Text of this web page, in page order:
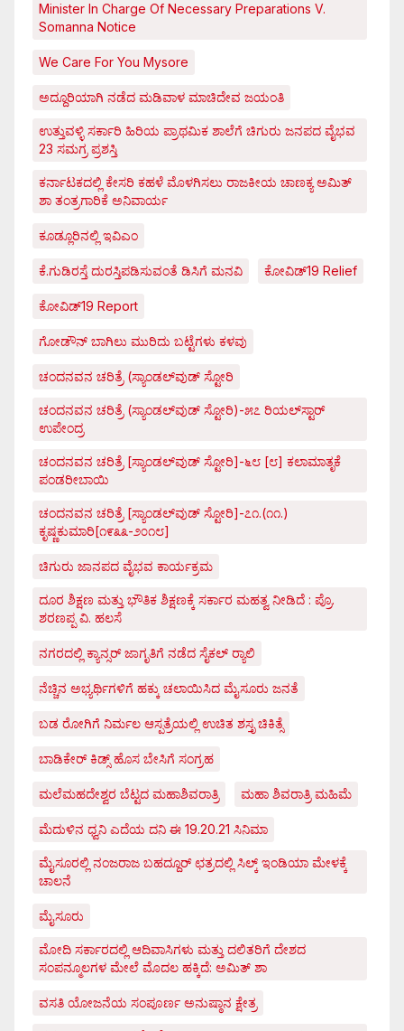
Minister In Charge Of Necessary Preparations V.
Somanna Notice
We Care For You Mysore
ಅದ್ದೂರಿಯಾಗಿ ನಡೆದ ಮಡಿವಾಳ ಮಾಚಿದೇವ ಜಯಂತಿ
ಉತ್ತುವಳ್ಳಿ ಸರ್ಕಾರಿ ಹಿರಿಯ ಪ್ರಾಥಮಿಕ ಶಾಲೆಗೆ ಚಿಗುರು ಜನಪದ ವೈಭವ
23 ಸಮಗ್ರ ಪ್ರಶಸ್ತಿ
ಕರ್ನಾಟಕದಲ್ಲಿ ಕೇಸರಿ ಕಹಳೆ ಮೊಳಗಿಸಲು ರಾಜಕೀಯ ಚಾಣಕ್ಯ ಅಮಿತ್
ಶಾ ತಂತ್ರಗಾರಿಕೆ ಅನಿವಾರ್ಯ
ಕೂಡ್ಲೂರಿನಲ್ಲಿ ಇವಿಎಂ
ಕೆ.ಗುಡಿರಸ್ತೆ ದುರಸ್ತಿಪಡಿಸುವಂತೆ ಡಿಸಿಗೆ ಮನವಿ ಕೋವಿಡ್‌19 Relief
ಕೋವಿಡ್‌19 Report
ಗೋಡೌನ್ ಬಾಗಿಲು ಮುರಿದು ಬಟ್ಟೆಗಳು ಕಳವು
ಚಂದನವನ ಚರಿತ್ರೆ (ಸ್ಯಾಂಡಲ್‌ವುಡ್ ಸ್ಟೋರಿ
ಚಂದನವನ ಚರಿತ್ರೆ (ಸ್ಯಾಂಡಲ್‌ವುಡ್ ಸ್ಟೋರಿ)-೫೭ ರಿಯಲ್‌ಸ್ಟಾರ್
ಉಪೇಂದ್ರ
ಚಂದನವನ ಚರಿತ್ರೆ [ಸ್ಯಾಂಡಲ್‌ವುಡ್ ಸ್ಟೋರಿ]-೬೮ [೮] ಕಲಾಮಾತೃಕೆ
ಪಂಡರೀಬಾಯಿ
ಚಂದನವನ ಚರಿತ್ರೆ [ಸ್ಯಾಂಡಲ್‌ವುಡ್ ಸ್ಟೋರಿ]-೭೧.(೧೧.)
ಕೃಷ್ಣಕುಮಾರಿ[೧೯೩೩-೨೦೧೮]
ಚಿಗುರು ಜಾನಪದ ವೈಭವ ಕಾರ್ಯಕ್ರಮ
ದೂರ ಶಿಕ್ಷಣ ಮತ್ತು ಭೌತಿಕ ಶಿಕ್ಷಣಕ್ಕೆ ಸರ್ಕಾರ ಮಹತ್ವ ನೀಡಿದೆ : ಪ್ರೊ.
ಶರಣಪ್ಪ ವಿ. ಹಲಸೆ
ನಗರದಲ್ಲಿ ಕ್ಯಾನ್ಸರ್ ಜಾಗೃತಿಗೆ ನಡೆದ ಸೈಕಲ್ ರ್‍ಯಾಲಿ
ನೆಚ್ಚಿನ ಅಭ್ಯರ್ಥಿಗಳಿಗೆ ಹಕ್ಕು ಚಲಾಯಿಸಿದ ಮೈಸೂರು ಜನತೆ
ಬಡ ರೋಗಿಗೆ ನಿರ್ಮಲ ಆಸ್ಪತ್ರೆಯಲ್ಲಿ ಉಚಿತ ಶಸ್ತೃ ಚಿಕಿತ್ಸೆ
ಬಾಡಿಕೇರ್ ಕಿಡ್ಸ್ ಹೊಸ ಬೇಸಿಗೆ ಸಂಗ್ರಹ
ಮಲೆಮಹದೇಶ್ವರ ಬೆಟ್ಟದ ಮಹಾಶಿವರಾತ್ರಿ ಮಹಾ ಶಿವರಾತ್ರಿ ಮಹಿಮೆ
ಮೆದುಳಿನ ಧ್ವನಿ ಎದೆಯ ದನಿ ಈ 19.20.21 ಸಿನಿಮಾ
ಮೈಸೂರಲ್ಲಿ ನಂಜರಾಜ ಬಹದ್ದೂರ್ ಛತ್ರದಲ್ಲಿ ಸಿಲ್ಕ್ ಇಂಡಿಯಾ ಮೇಳಕ್ಕೆ
ಚಾಲನೆ
ಮೈಸೂರು
ಮೋದಿ ಸರ್ಕಾರದಲ್ಲಿ ಆದಿವಾಸಿಗಳು ಮತ್ತು ದಲಿತರಿಗೆ ದೇಶದ
ಸಂಪನ್ಮೂಲಗಳ ಮೇಲೆ ಮೊದಲ ಹಕ್ಕಿದೆ: ಅಮಿತ್ ಶಾ
ವಸತಿ ಯೋಜನೆಯ ಸಂಪೂರ್ಣ ಅನುಷ್ಠಾನ ಕ್ಷೇತ್ರ